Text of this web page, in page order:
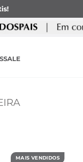
SALE
MAIS VENDIDOS